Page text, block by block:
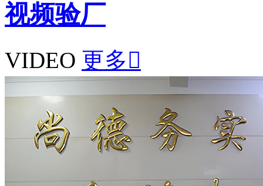
视频验厂
VIDEO 更多